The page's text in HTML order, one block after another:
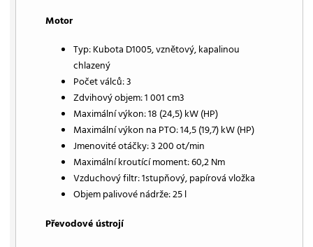
Motor
Typ: Kubota D1005, vznětový, kapalinou
chlazený
Počet válců: 3
Zdvihový objem: 1 001 cm3
Maximální výkon: 18 (24,5) kW (HP)
Maximální výkon na PTO: 14,5 (19,7) kW (HP)
Jmenovité otáčky: 3 200 ot/min
Maximální kroutící moment: 60,2 Nm
Vzduchový filtr: 1stupňový, papírová vložka
Objem palivové nádrže: 25 l
Převodové ústrojí